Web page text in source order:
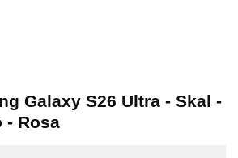
Galaxy S26 Ultra - Skal -
- Rosa